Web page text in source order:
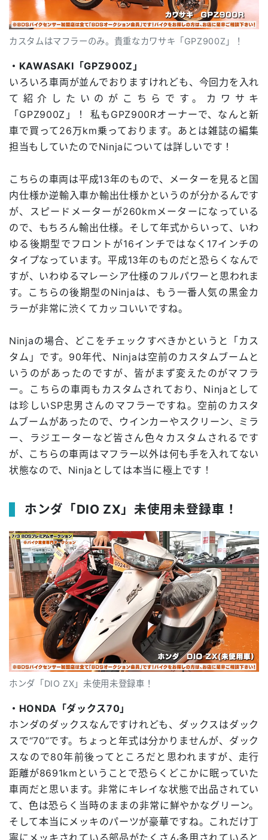
カスタムはマフラーのみ。貴重なカワサキ「GPZ900Z」！
・KAWASAKI「GPZ900Z」
いろいろ車両が並んでおりますけれども、今回力を入れ
て紹介したいのがこちらです。カワサキ
「GPZ900Z」！ 私もGPZ900Rオーナーで、なんと新
車で買って26万km乗っております。あとは雑誌の編集
担当もしていたのでNinjaについては詳しいです！
こちらの車両は平成13年のもので、メーターを見ると国
内仕様か逆輸入車か輸出仕様かというのが分かるんです
が、スピードメーターが260kmメーターになっている
ので、もちろん輸出仕様。そして年式からいって、いわ
ゆる後期型でフロントが16インチではなく17インチの
タイプなっています。平成13年のものだと恐らくなんで
すが、いわゆるマレーシア仕様のフルパワーと思われま
す。こちらの後期型のNinjaは、もう一番人気の黒金カ
ラーが非常に渋くてカッコいいですね。
Ninjaの場合、どこをチェックすべきかというと「カス
タム」です。90年代、Ninjaは空前のカスタムブームと
いうのがあったのですが、皆がまず変えたのがマフラ
ー。こちらの車両もカスタムされており、Ninjaとして
は珍しいSP忠男さんのマフラーですね。空前のカスタ
ムブームがあったので、ウインカーやスクリーン、ミラ
ー、ラジエーターなど皆さん色々カスタムされるです
が、こちらの車両はマフラー以外は何も手を入れてない
状態なので、Ninjaとしては本当に極上です！
ホンダ「DIO ZX」未使用未登録車！
ホンダ「DIO ZX」未使用未登録車！
・HONDA「ダックス70」
ホンダのダックスなんですけれども、ダックスはダック
スで“70”です。ちょっと年式は分かりませんが、ダック
スなので80年前後ってところだと思われますが、走行
距離が8691kmということで恐らくどこかに眠っていた
車両だと思います。非常にキレイな状態で出品されてい
て、色は恐らく当時のままの非常に鮮やかなグリーン。
そして本当にメッキのパーツが豪華ですね。これだけ丁